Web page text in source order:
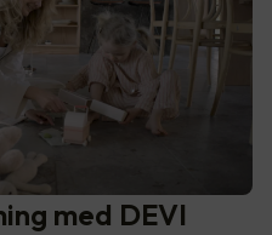
med DEVI